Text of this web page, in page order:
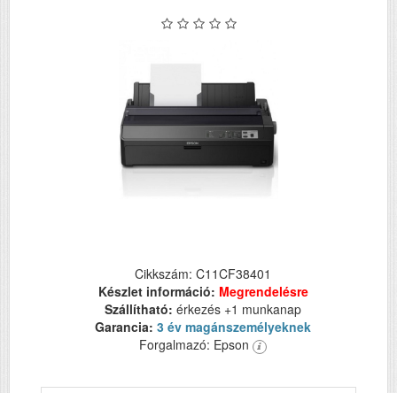
Cikkszám: C11CF38401
Készlet információ: Megrendelésre
Szállítható: érkezés +1 munkanap
Garancia: 3 év magánszemélyeknek
Forgalmazó: Epson